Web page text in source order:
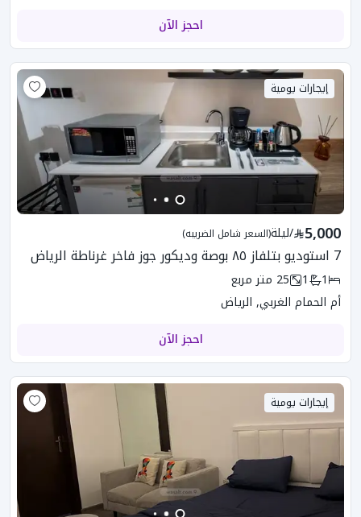
احجز الآن
إيجارات يومية
5,000
/ليلة(السعر شامل الضريبه)
7 استوديو بتلفاز ٨٥ بوصة وديكور جوز فاخر غرناطة الرياض
1
1
25 متر مربع
أم الحمام الغربي, الرياض
احجز الآن
إيجارات يومية